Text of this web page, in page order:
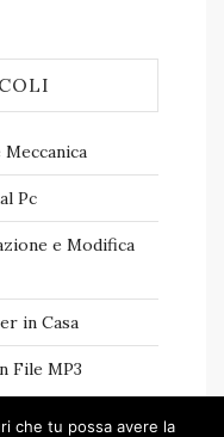
Pc
e Modifica
in Casa
File MP3
che tu possa avere la